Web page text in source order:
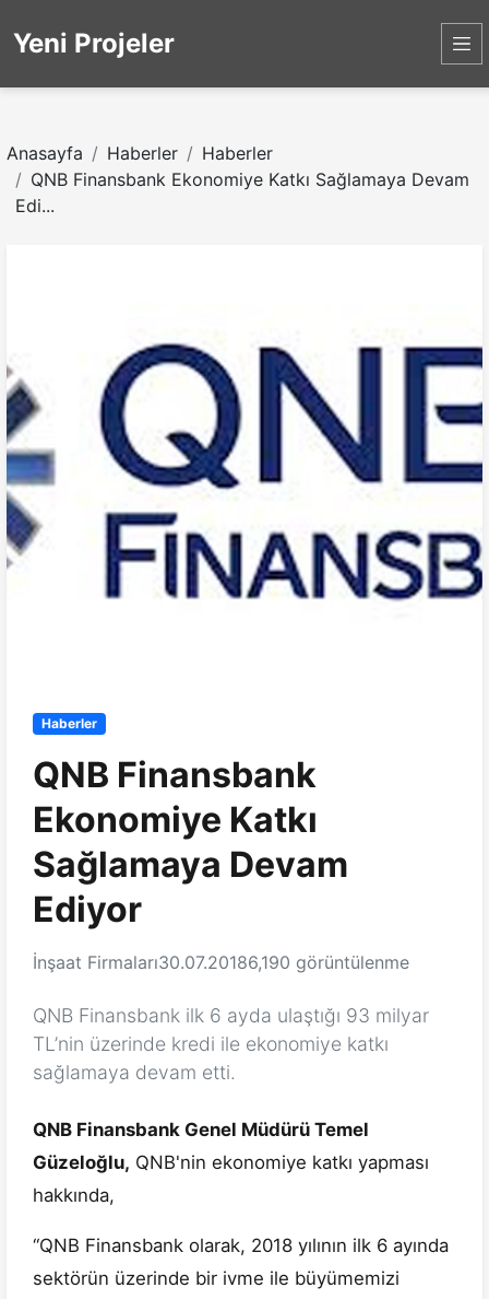
Yeni Projeler
Anasayfa Haberler
Haberler
QNB Finansbank Ekonomiye Katkı Sağlamaya Devam
Edi...
Haberler
QNB Finansbank
Ekonomiye Katkı
Sağlamaya Devam
Ediyor
İnşaat Firmaları30.07.20186,190 görüntülenme
QNB Finansbank ilk 6 ayda ulaştığı 93 milyar
TL’nin üzerinde kredi ile ekonomiye katkı
sağlamaya devam etti.
QNB Finansbank Genel Müdürü Temel
Güzeloğlu, QNB'nin ekonomiye katkı yapması
hakkında,
“QNB Finansbank olarak, 2018 yılının ilk 6 ayında
sektörün üzerinde bir ivme ile büyümemizi